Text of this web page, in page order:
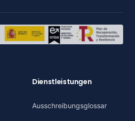
Dienstleistungen
Ausschreibungsglossar